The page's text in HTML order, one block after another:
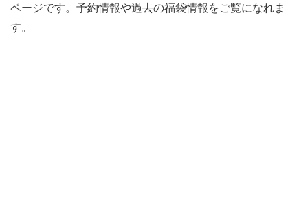
ページです。予約情報や過去の福袋情報をご覧になれま
す。